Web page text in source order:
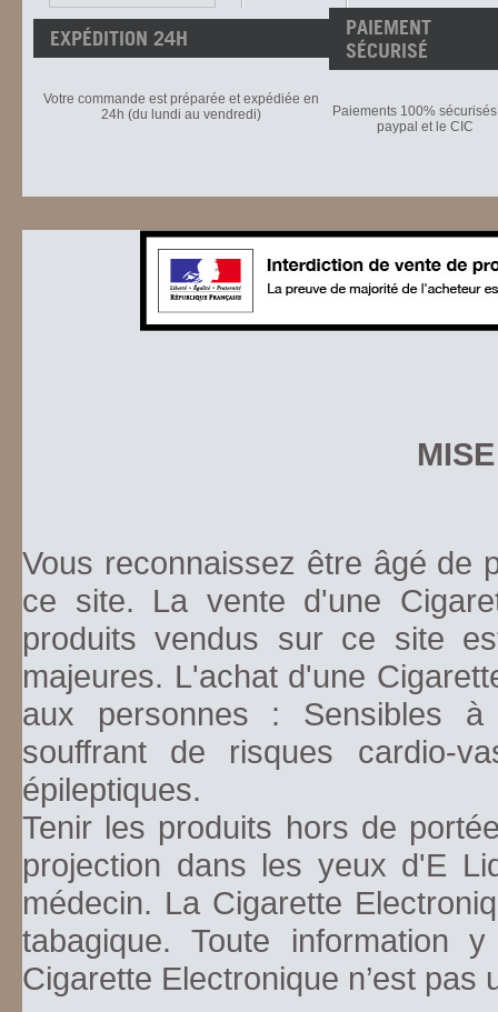
EXPÉDITION 24H
Votre commande est préparée et expédiée en
24h (du lundi au vendredi)
PAIEMENT
SÉCURISÉ
Paiements 100%
paypal et le CIC
Vous reconnaissez être âgé de
ce site. La vente d'une
produits vendus sur ce site
majeures. L'achat d'une
aux personnes : Sensibles
souffrant de risques cardio-
épileptiques.
Tenir les produits hors de
projection dans les yeux d'E
médecin. La Cigarette
tabagique. Toute information
Cigarette Electronique n’est pas